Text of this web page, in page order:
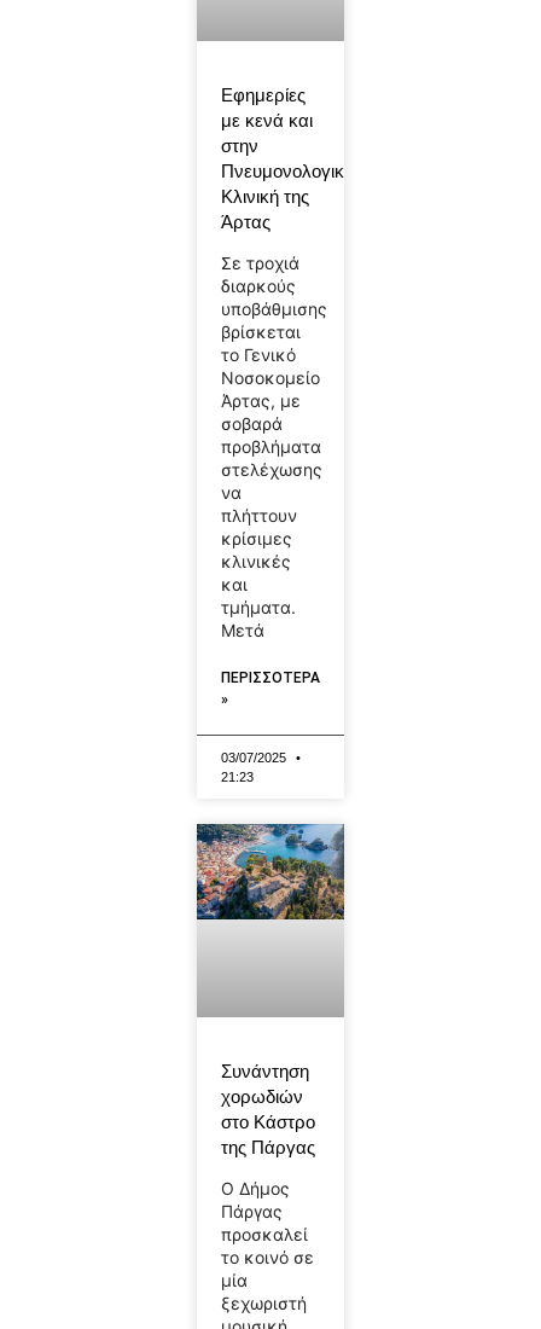
Εφημερίες
με κενά και
στην
Πνευμονολογική
Κλινική της
Άρτας
Σε τροχιά
διαρκούς
υποβάθμισης
βρίσκεται
το Γενικό
Νοσοκομείο
Άρτας, με
σοβαρά
προβλήματα
στελέχωσης
να
πλήττουν
κρίσιμες
κλινικές
και
τμήματα.
Μετά
ΠΕΡΙΣΣΟΤΕΡΑ
»
03/07/2025
21:23
Συνάντηση
χορωδιών
στο Κάστρο
της Πάργας
Ο Δήμος
Πάργας
προσκαλεί
το κοινό σε
μία
ξεχωριστή